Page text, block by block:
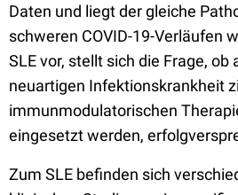
Daten und liegt der gleiche
schweren COVID-19-Verläufen
SLE vor, stellt sich die Frage, ob
neuartigen Infektionskrankheit
immunmodulatorischen
eingesetzt werden,
Zum SLE befinden sich